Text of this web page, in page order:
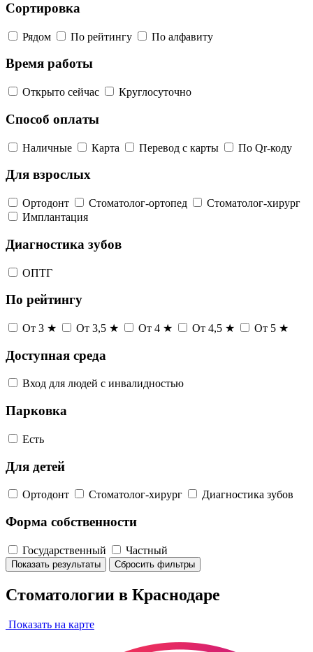
Сортировка
Рядом По рейтингу По алфавиту
Время работы
Открыто сейчас Круглосуточно
Способ оплаты
Наличные Карта Перевод с карты По Qr-коду
Для взрослых
Ортодонт Стоматолог-ортопед
Стоматолог-хирург
Имплантация
Диагностика зубов
ОПТГ
По рейтингу
От 3 ★ От 3,5 ★ От 4 ★ От 4,5 ★ От 5 ★
Доступная среда
Вход для людей с инвалидностью
Парковка
Есть
Для детей
Ортодонт Стоматолог-хирург Диагностика зубов
Форма собственности
Государственный Частный
Показать результаты Сбросить фильтры
Стоматологии в Краснодаре
Показать на карте